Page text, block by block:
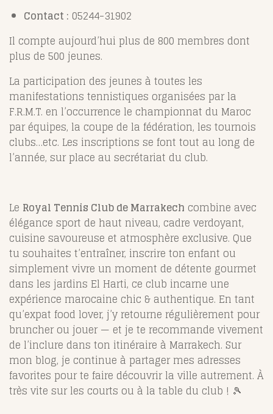
Contact : 05244-31902
Il compte aujourd’hui plus de 800 membres dont
plus de 500 jeunes.
La participation des jeunes à toutes les
manifestations tennistiques organisées par la
F.R.M.T. en l’occurrence le championnat du Maroc
par équipes, la coupe de la fédération, les tournois
clubs…etc. Les inscriptions se font tout au long de
l’année, sur place au secrétariat du club.
Le Royal Tennis Club de Marrakech combine avec
élégance sport de haut niveau, cadre verdoyant,
cuisine savoureuse et atmosphère exclusive. Que
tu souhaites t’entraîner, inscrire ton enfant ou
simplement vivre un moment de détente gourmet
dans les jardins El Harti, ce club incarne une
expérience marocaine chic & authentique. En tant
qu’expat food lover, j’y retourne régulièrement pour
bruncher ou jouer — et je te recommande vivement
de l’inclure dans ton itinéraire à Marrakech. Sur
mon blog, je continue à partager mes adresses
favorites pour te faire découvrir la ville autrement. À
très vite sur les courts ou à la table du club ! 🎾